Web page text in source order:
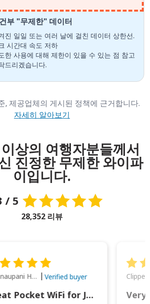
부 "무제한" 데이터
진 일일 또는 여러 날에 걸친 데이터 상한선.
시간대 속도 저하
한 사용에 대해 제한이 있을 수 있는 점 참고
드리겠습니다.
, 제공업체의 게시된 정책에 근거합니다.
자세히 알아보기
상의 여행자분들께서
진정한 무제한 와이파
이입니다.
/ 5
28,352 리뷰
Whanaupani Henry Joseph Macown Verified buyer
Great Pocket WiFi for Japan Travel Very